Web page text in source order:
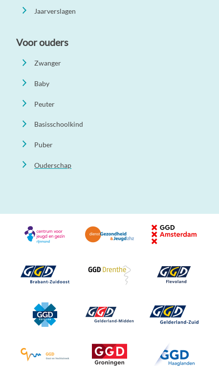
Jaarverslagen
Voor ouders
Zwanger
Baby
Peuter
Basisschoolkind
Puber
Ouderschap